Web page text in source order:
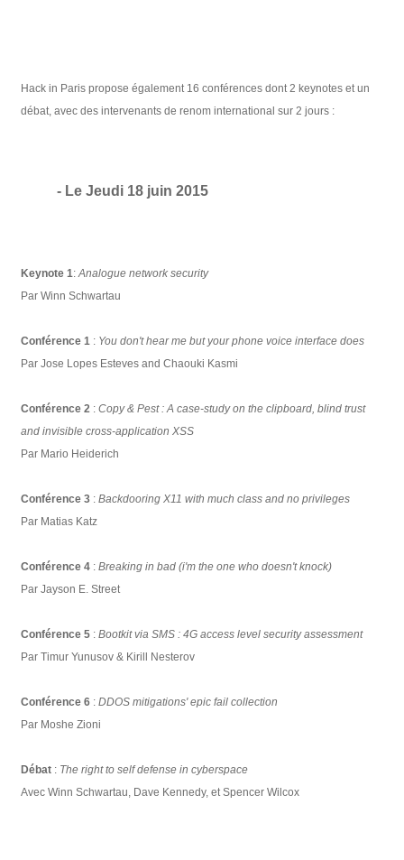
Hack in Paris propose également 16 conférences dont 2 keynotes et un
débat, avec des intervenants de renom international sur 2 jours :
- Le Jeudi 18 juin 2015
Keynote 1:Analogue network security
Par Winn Schwartau
Conférence 1 : You don't hear me but your phone voice interface does
Par Jose Lopes Esteves and Chaouki Kasmi
Conférence 2 :Copy & Pest : A case-study on the clipboard, blind trust
and invisible cross-application XSS
Par Mario Heiderich
Conférence 3 :Backdooring X11 with much class and no privileges
Par Matias Katz
Conférence 4 :Breaking in bad (i'm the one who doesn't knock)
Par Jayson E. Street
Conférence 5 :Bootkit via SMS : 4G access level security assessment
Par Timur Yunusov & Kirill Nesterov
Conférence 6 :DDOS mitigations' epic fail collection
Par Moshe Zioni
Débat : The right to self defense in cyberspace
Avec Winn Schwartau, Dave Kennedy, et Spencer Wilcox